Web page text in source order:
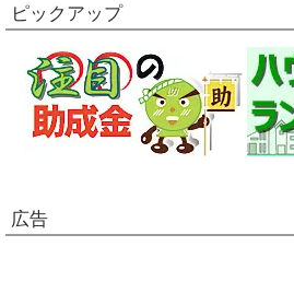
ピックアップ
広告